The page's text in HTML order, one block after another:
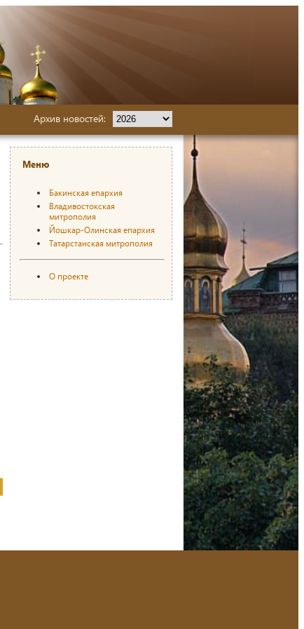
Архив новостей:
Меню
Бакинская епархия
Владивостокская
митрополия
Йошкар-Олинская епархия
Татарстанская митрополия
О проекте